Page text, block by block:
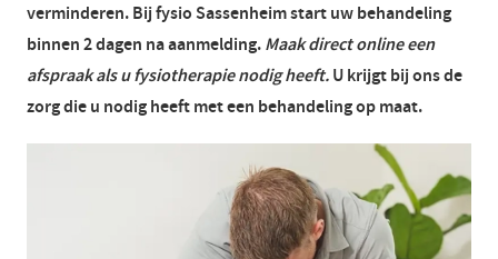
verminderen. Bijfysio Sassenheimstart uw behandeling
binnen 2 dagen na aanmelding.Maak direct online een
afspraak als u fysiotherapie nodig heeft.U krijgt bij ons de
zorg die u nodig heeft met een behandeling op maat.